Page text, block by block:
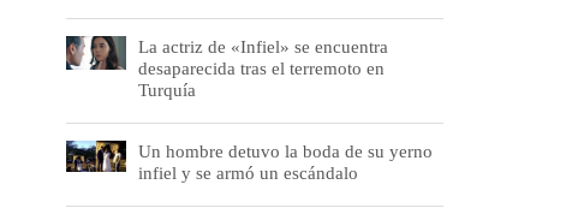
La actriz de «Infiel» se encuentra
desaparecida tras el terremoto en
Turquía
Un hombre detuvo la boda de su yerno
infiel y se armó un escándalo